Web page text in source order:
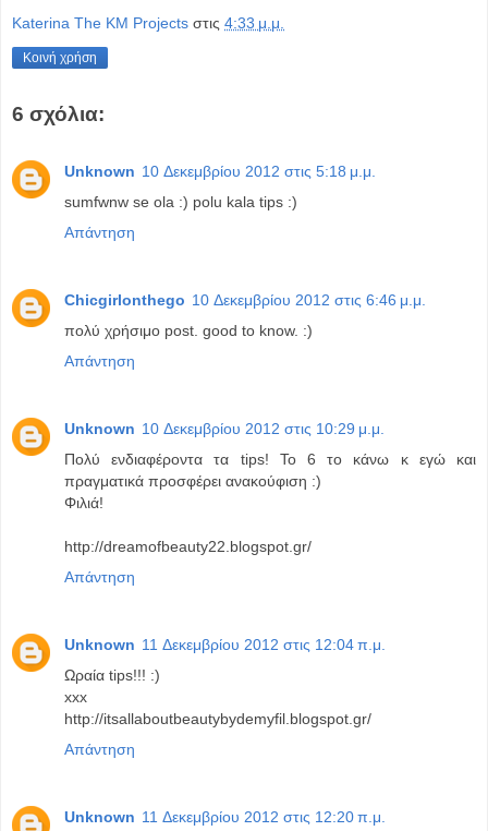
Katerina The KM Projects στις 4:33 μ.μ.
Κοινή χρήση
6 σχόλια:
Unknown 10 Δεκεμβρίου 2012 στις 5:18 μ.μ.
sumfwnw se ola :) polu kala tips :)
Απάντηση
Chicgirlonthego 10 Δεκεμβρίου 2012 στις 6:46 μ.μ.
πολύ χρήσιμο post. good to know. :)
Απάντηση
Unknown 10 Δεκεμβρίου 2012 στις 10:29 μ.μ.
Πολύ ενδιαφέροντα τα tips! Το 6 το κάνω κ εγώ και
πραγματικά προσφέρει ανακούφιση :)
Φιλιά!
http://dreamofbeauty22.blogspot.gr/
Απάντηση
Unknown 11 Δεκεμβρίου 2012 στις 12:04 π.μ.
Ωραία tips!!! :)
xxx
http://itsallaboutbeautybydemyfil.blogspot.gr/
Απάντηση
Unknown 11 Δεκεμβρίου 2012 στις 12:20 π.μ.